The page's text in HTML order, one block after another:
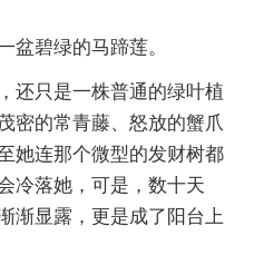
盆碧绿的马蹄莲。
还只是一株普通的绿叶植
密的常青藤、怒放的蟹爪
她连那个微型的发财树都
冷落她，可是，数十天
渐显露，更是成了阳台上